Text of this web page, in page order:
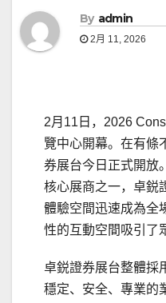
By admin
2月 11, 2026
2月11日，2026
覽中心開幕。在有條
券展台今日正式開放
核心展商之一，卓鋭
體驗空間迅速成為全
性的互動空間吸引了
卓鋭證券展台整體採
穩定、安全、專業的